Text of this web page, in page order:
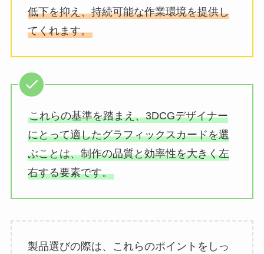
低下を抑え、持続可能な作業環境を提供し
てくれます。
これらの基準を踏まえ、3DCGデザイナー
にとって適したグラフィックスカードを選
ぶことは、制作の品質と効率性を大きく左
右する要素です。
製品選びの際は、これらのポイントをしっ